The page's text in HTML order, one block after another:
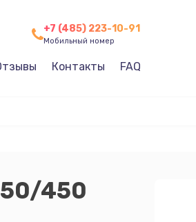
+7 (485) 223-10-91
Мобильный номер
Контакты FAQ
450